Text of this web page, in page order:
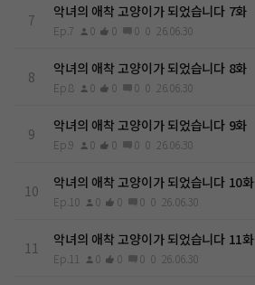
7 악녀의 애착 고양이가 되었습니다 7화
Ep.7 0 0 0 0 26.06.30
8 악녀의 애착 고양이가 되었습니다 8화
Ep.8 0 0 0 0 26.06.30
9 악녀의 애착 고양이가 되었습니다 9화
Ep.9 0 0 0 0 26.06.30
10 악녀의 애착 고양이가 되었습니다 10화
Ep.10 0 0 0 0 26.06.30
11 악녀의 애착 고양이가 되었습니다 11화
Ep.11 0 0 0 0 26.06.30